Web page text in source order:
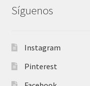
Síguenos
Instagram
Pinterest